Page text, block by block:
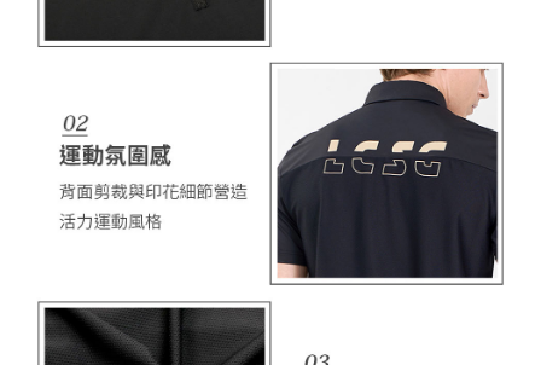
てAFTEEにご提供いただく、またはAFTEEにあなたの個人情報の収集、処
理、利用を許可することににご同意いただけない場合は、当サービスを選